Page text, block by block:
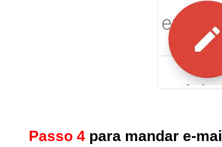
Passo 4 para mandar e-